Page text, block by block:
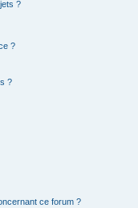
?
?
?
ce forum ?